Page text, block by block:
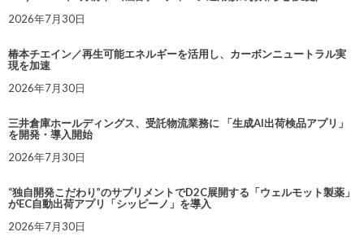
2026年7月30日
椿本チエイン／再生可能エネルギーを活用し、カーボンニュートラル実
現を加速
2026年7月30日
三井倉庫ホールディングス、受託物流業務に 「生成AI出荷検品アプリ」
を開発・導入開始
2026年7月30日
“独自開発こだわり”のサプリメントでD2C展開する「ウェルモット製薬」
がEC自動出荷アプリ「シッピーノ」を導入
2026年7月30日